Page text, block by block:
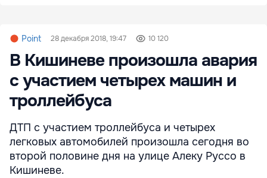
Point 28 декабря 2018, 19:47 10 120
В Кишиневе произошла авария
с участием четырех машин и
троллейбуса
ДТП с участием троллейбуса и четырех
легковых автомобилей произошла сегодня во
второй половине дня на улице Алеку Руссо в
Кишиневе.